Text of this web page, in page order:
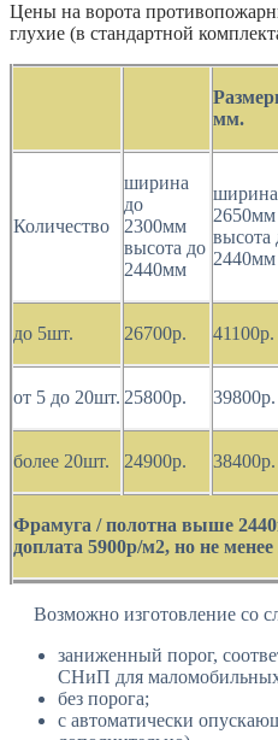
Цены на ворота
глухие (в стандартной
мм.
Количество
ширина
до
2300мм
высота до
2440мм
2650мм
высота
2440мм
до 5шт. 26700р. 41100р.
от 5 до 20шт. 25800р. 39800р.
более 20шт. 24900р. 38400р.
Фрамуга / полотна выше
доплата 5900р/м2, но не менее
Возможно изготовление со
заниженный порог,
СНиП для
без порога;
с автоматически